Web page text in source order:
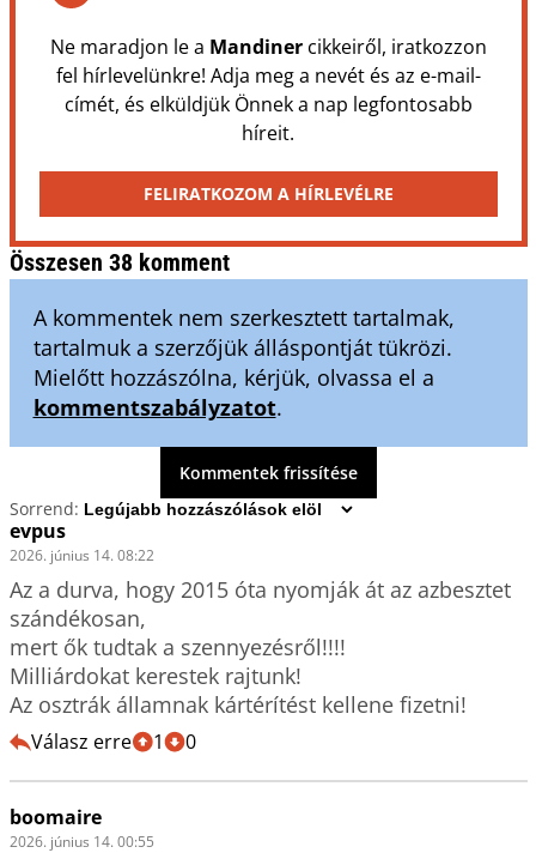
Ne maradjon le a Mandinercikkeiről, iratkozzon
fel hírlevelünkre! Adja meg a nevét és az e-mail-
címét, és elküldjük Önnek a nap legfontosabb
híreit.
FELIRATKOZOM A HÍRLEVÉLRE
Összesen 38 komment
A kommentek nem szerkesztett tartalmak,
tartalmuk a szerzőjük álláspontját tükrözi.
Mielőtt hozzászólna, kérjük, olvassa el a
kommentszabályzatot.
Kommentek frissítése
Sorrend:
evpus
2026. június 14. 08:22
Az a durva, hogy 2015 óta nyomják át az azbesztet
szándékosan,
mert ők tudtak a szennyezésről!!!!
Milliárdokat kerestek rajtunk!
Az osztrák államnak kártérítést kellene fizetni!
Válasz erre 1 0
boomaire
2026. június 14. 00:55